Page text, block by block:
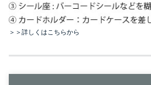
＞＞詳しくはこちらから